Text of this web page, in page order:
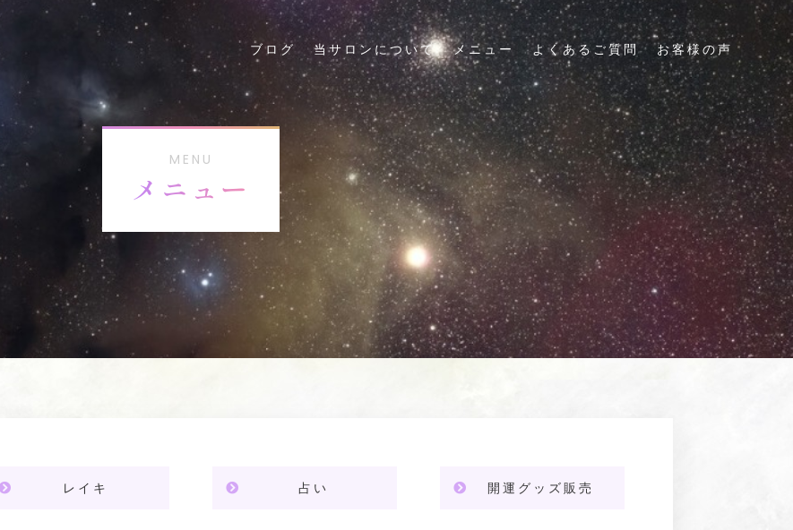
ブログ 当サロンについて メニュー よくあるご質問 お客様の声
MENU
メニュー
レイキ 占い 開運グッズ販売